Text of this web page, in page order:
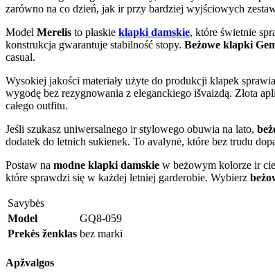
zarówno na co dzień, jak ir przy bardziej wyjściowych
Model Merelis to płaskie klapki damskie, które świetnie
konstrukcja gwarantuje stabilność stopy. Beżowe klapki
casual.
Wysokiej jakości materiały użyte do produkcji klapek
wygodę bez rezygnowania z eleganckiego išvaizdą. Złota
całego outfitu.
Jeśli szukasz uniwersalnego ir stylowego obuwia na lato,
dodatek do letnich sukienek. To avalynė, które bez trudu
Postaw na modne klapki damskie w beżowym kolorze ir
które sprawdzi się w każdej letniej garderobie. Wybierz
Savybės
Model
GQ8-059
Prekės ženklas bez marki
Apžvalgos